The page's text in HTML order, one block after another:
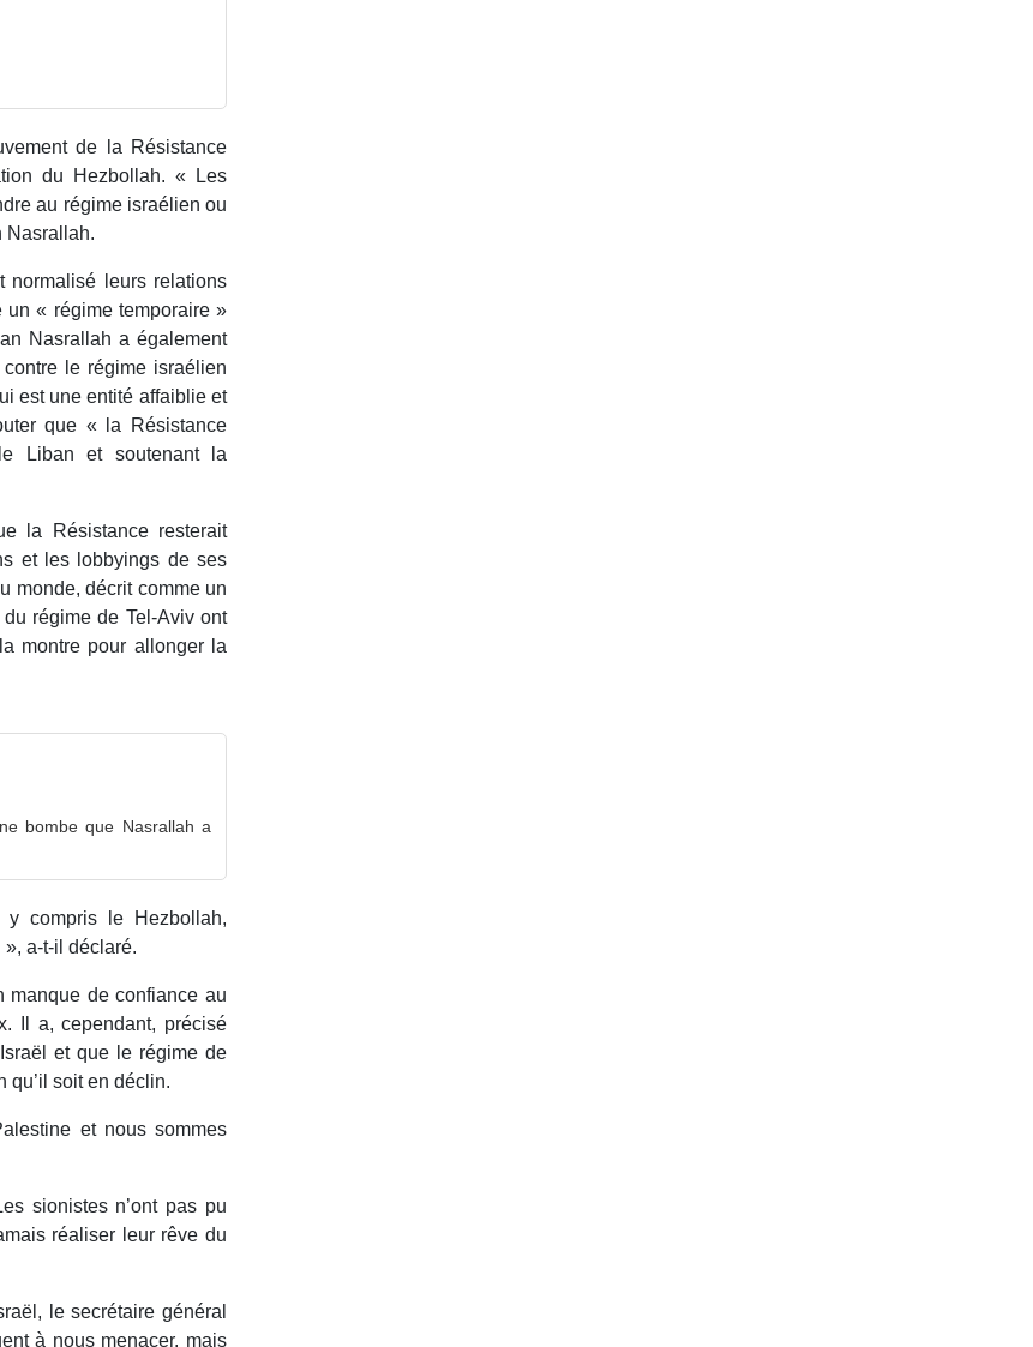
de la Résistance
du Hezbollah. « Les
au régime israélien ou
Nasrallah.
normalisé leurs relations
un « régime temporaire »
Nasrallah a également
le régime israélien
est une entité affaiblie et
que « la Résistance
Liban et soutenant la
la Résistance resterait
et les lobbyings de ses
monde, décrit comme un
régime de Tel-Aviv ont
montre pour allonger la
bombe que Nasrallah a
compris le Hezbollah,
a-t-il déclaré.
manque de confiance au
Il a, cependant, précisé
et que le régime de
qu’il soit en déclin.
et nous sommes
sionistes n’ont pas pu
réaliser leur rêve du
le secrétaire général
à nous menacer, mais